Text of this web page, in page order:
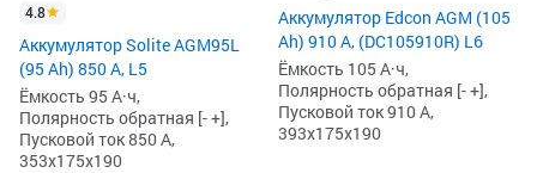
4.8
Аккумулятор Solite AGM95L
(95 Ah) 850 А, L5
Ёмкость 95 А·ч,
Полярность обратная [- +],
Пусковой ток 850 А,
353x175x190
Аккумулятор Edcon AGM (105
Ah) 910 А, (DC105910R) L6
Ёмкость 105 А·ч,
Полярность обратная [- +],
Пусковой ток 910 А,
393x175x190